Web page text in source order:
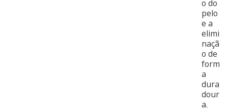
o do
pelo
e a
elimi
naçã
o de
form
a
dura
dour
a.